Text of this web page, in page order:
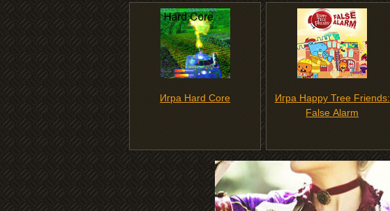
Игра Hard Core
Игра Happy Tree Friends:
False Alarm